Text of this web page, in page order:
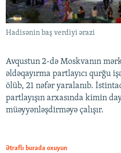
Hadisənin baş verdiyi ərazi
Avqustun 2-də Moskvanın
əldəqayırma partlayıcı qurğu
ölüb, 21 nəfər yaralanıb.
partlayışın arxasında kimin
müəyyənləşdirməyə çalışır.
Ətraflı burada oxuyun